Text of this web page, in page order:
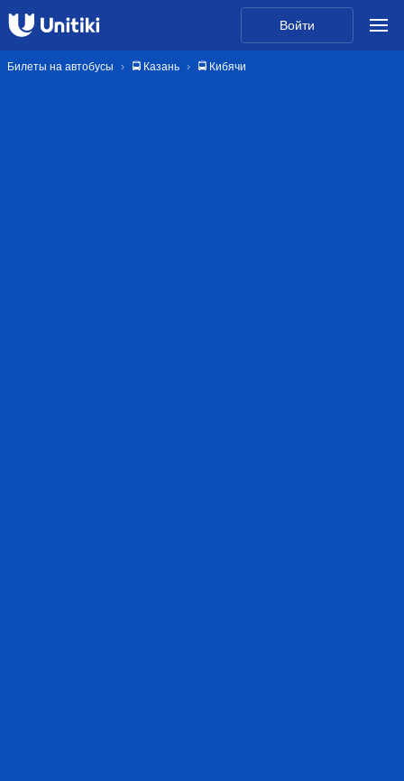
Войти
Билеты на автобусы 🚍 Казань 🚍 Кибячи